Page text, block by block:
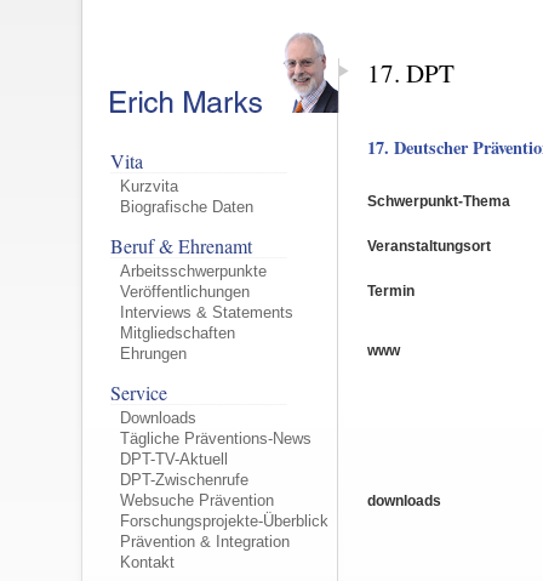
Vita
Kurzvita
Biografische Daten
Beruf & Ehrenamt
Arbeitsschwerpunkte
Veröffentlichungen
Interviews & Statements
Mitgliedschaften
Ehrungen
Service
Downloads
Tägliche Präventions-News
DPT-TV-Aktuell
DPT-Zwischenrufe
Websuche Prävention
Forschungsprojekte-Überblick
Prävention & Integration
Kontakt
17. DPT
17. Deutscher
Schwerpunkt-Thema
Veranstaltungsort
Termin
www
downloads